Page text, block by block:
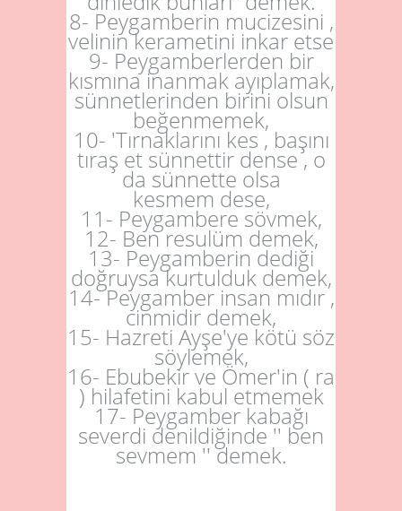
8- Peygamberin mucizesini ,
velinin kerametini inkar etse
9- Peygamberlerden bir
kısmına inanmak ayıplamak,
sünnetlerinden birini olsun
beğenmemek,
10- 'Tırnaklarını kes , başını
tıraş et sünnettir dense , o
da sünnette olsa
kesmem dese,
11- Peygambere sövmek,
12- Ben resulüm demek,
13- Peygamberin dediği
doğruysa kurtulduk demek,
14- Peygamber insan mıdır ,
cinmidir demek,
15- Hazreti Ayşe'ye kötü söz
söylemek,
16- Ebubekir ve Ömer'in ( ra
) hilafetini kabul etmemek
17- Peygamber kabağı
severdi denildiğinde '' ben
sevmem '' demek.